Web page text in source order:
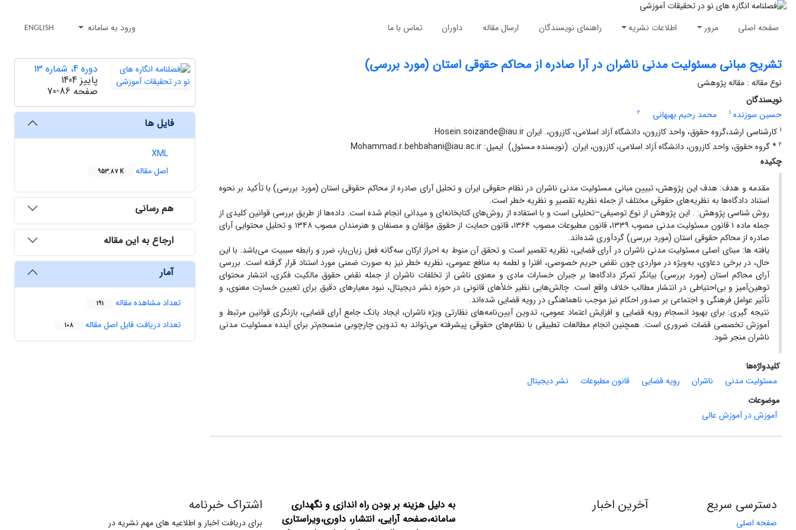
صفحه اصلی مرور اطلاعات نشریه راهنمای نویسندگان ارسال مقاله داوران تماس با ما ورود به سامانه ENGLISH
تشریح مبانی مسئولیت مدنی ناشران در آرا صادره از محاکم حقوقی استان (مورد بررسی)
نوع مقاله : مقاله پژوهشی
نویسندگان
حسین سوزنده 1 محمد رحیم بهبهانی
2
1 کارشناسی ارشد،گروه حقوق، واحد کازرون، دانشگاه آزاد اسلامی، کازرون،. ایران Hosein.soizande@iau.ir
2 * گروه حقوق، واحد کازرون، دانشگاه آزاد اسلامی، کازرون، ایران. (نویسنده مسئول). ایمیل: Mohammad.r.behbahani@iau.ac.ir
چکیده
مقدمه و هدف: هدف این پژوهش، تبیین مبانی مسئولیت مدنی ناشران در نظام حقوقی ایران و تحلیل آرای صادره از محاکم حقوقی استان (مورد بررسی) با تأکید بر نحوه
استناد دادگاه‌ها به نظریه‌های حقوقی مختلف از جمله نظریه تقصیر و نظریه خطر است.
روش شناسی پژوهش: . این پژوهش از نوع توصیفی–تحلیلی است و با استفاده از روش‌های کتابخانه‌ای و میدانی انجام شده است. داده‌ها از طریق بررسی قوانین کلیدی از
جمله ماده ۱ قانون مسئولیت مدنی مصوب ۱۳۳۹، قانون مطبوعات مصوب ۱۳۶۴، قانون حمایت از حقوق مؤلفان و مصنفان و هنرمندان مصوب ۱۳۴۸ و تحلیل محتوایی آرای
صادره از محاکم حقوقی استان (مورد بررسی) گردآوری شده‌اند.
یافته ها: مبنای اصلی مسئولیت مدنی ناشران در آرای قضایی، نظریه تقصیر است و تحقق آن منوط به احراز ارکان سه‌گانه فعل زیان‌بار، ضرر و رابطه سببیت می‌باشد. با این
حال، در برخی دعاوی، به‌ویژه در مواردی چون نقض حریم خصوصی، افترا و لطمه به منافع عمومی، نظریه خطر نیز به صورت ضمنی مورد استناد قرار گرفته است. بررسی
آرای محاکم استان (مورد بررسی) بیانگر تمرکز دادگاه‌ها بر جبران خسارات مادی و معنوی ناشی از تخلفات ناشران از جمله نقض حقوق مالکیت فکری، انتشار محتوای
توهین‌آمیز و بی‌احتیاطی در انتشار مطالب خلاف واقع است. چالش‌هایی نظیر خلأهای قانونی در حوزه نشر دیجیتال، نبود معیارهای دقیق برای تعیین خسارت معنوی، و
تأثیر عوامل فرهنگی و اجتماعی بر صدور احکام نیز موجب ناهماهنگی در رویه قضایی شده‌اند.
نتیجه گیری: برای بهبود انسجام رویه قضایی و افزایش اعتماد عمومی، تدوین آیین‌نامه‌های نظارتی ویژه ناشران، ایجاد بانک جامع آرای قضایی، بازنگری قوانین مرتبط و
آموزش تخصصی قضات ضروری است. همچنین انجام مطالعات تطبیقی با نظام‌های حقوقی پیشرفته می‌تواند به تدوین چارچوبی منسجم‌تر برای آینده مسئولیت مدنی
ناشران منجر شود.
کلیدواژه‌ها
مسئولیت مدنی
ناشران رویه قضایی قانون مطبوعات
نشر دیجیتال
موضوعات
آموزش در آموزش عالی
دوره 4، شماره 13
پاییز 1404
صفحه 70-86
فایل ها
XML
اصل مقاله
953.87 K
هم رسانی
ارجاع به این مقاله
آمار
تعداد مشاهده مقاله 191
تعداد دریافت فایل اصل مقاله 108
دسترسی سریع
صفحه اصلی
آخرین اخبار
به دلیل هزینه بر بودن راه اندازی و نگهداری
سامانه،صفحه آرایی، انتشار، داوری،ویراستاری
اشتراک خبرنامه
برای دریافت اخبار و اطلاعیه های مهم نشریه در